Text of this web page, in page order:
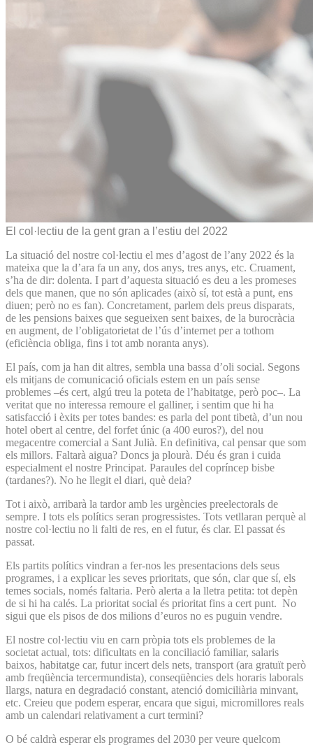
El col·lectiu de la gent gran a l’estiu del 2022
La situació del nostre col·lectiu el mes d’agost de l’any 2022 és la
mateixa que la d’ara fa un any, dos anys, tres anys, etc. Cruament,
s’ha de dir: dolenta. I part d’aquesta situació es deu a les promeses
dels que manen, que no són aplicades (això sí, tot està a punt, ens
diuen; però no es fan). Concretament, parlem dels preus disparats,
de les pensions baixes que segueixen sent baixes, de la burocràcia
en augment, de l’obligatorietat de l’ús d’internet per a tothom
(eficiència obliga, fins i tot amb noranta anys).
El país, com ja han dit altres, sembla una bassa d’oli social. Segons
els mitjans de comunicació oficials estem en un país sense
problemes –és cert, algú treu la poteta de l’habitatge, però poc–. La
veritat que no interessa remoure el galliner, i sentim que hi ha
satisfacció i èxits per totes bandes: es parla del pont tibetà, d’un nou
hotel obert al centre, del forfet únic (a 400 euros?), del nou
megacentre comercial a Sant Julià. En definitiva, cal pensar que som
els millors. Faltarà aigua? Doncs ja plourà. Déu és gran i cuida
especialment el nostre Principat. Paraules del copríncep bisbe
(tardanes?). No he llegit el diari, què deia?
Tot i això, arribarà la tardor amb les urgències preelectorals de
sempre. I tots els polítics seran progressistes. Tots vetllaran perquè al
nostre col·lectiu no li falti de res, en el futur, és clar. El passat és
passat.
Els partits polítics vindran a fer-nos les presentacions dels seus
programes, i a explicar les seves prioritats, que són, clar que sí, els
temes socials, només faltaria. Però alerta a la lletra petita: tot depèn
de si hi ha calés. La prioritat social és prioritat fins a cert punt. No
sigui que els pisos de dos milions d’euros no es puguin vendre.
El nostre col·lectiu viu en carn pròpia tots els problemes de la
societat actual, tots: dificultats en la conciliació familiar, salaris
baixos, habitatge car, futur incert dels nets, transport (ara gratuït però
amb freqüència tercermundista), conseqüències dels horaris laborals
llargs, natura en degradació constant, atenció domiciliària minvant,
etc. Creieu que podem esperar, encara que sigui, micromillores reals
amb un calendari relativament a curt termini?
O bé caldrà esperar els programes del 2030 per veure quelcom